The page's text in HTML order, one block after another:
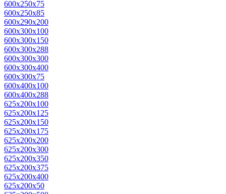
600x250x75
600x250x85
600x290x200
600x300x100
600x300x150
600x300x288
600x300x300
600x300x400
600x300x75
600x400x100
600x400x288
625x200x100
625x200x125
625x200x150
625x200x175
625x200x200
625x200x300
625x200x350
625x200x375
625x200x400
625x200x50